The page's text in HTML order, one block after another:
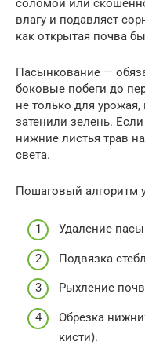
соломой или
влагу и подавляет
как открытая почва
Пасынкование —
боковые побеги до
не только для
затенили зелень.
нижние листья трав
света.
Пошаговый алгоритм
Удаление
Подвязка
Рыхление
Обрезка
кисти).